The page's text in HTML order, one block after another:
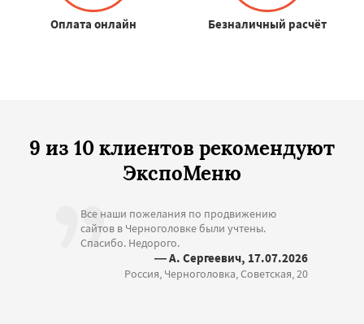
Оплата онлайн Безналичный расчёт
9 из 10 клиентов рекомендуют
ЭкспоМеню
Все наши пожелания по продвижению
сайтов в Черноголовке были учтены.
Спасибо. Недорого.
— А. Сергеевич, 17.07.2026
Россия, Черноголовка, Советская, 20